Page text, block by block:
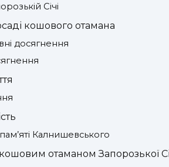
Січі
кошового отамана
досягнення
Калнишевського
отаманом Запорозької